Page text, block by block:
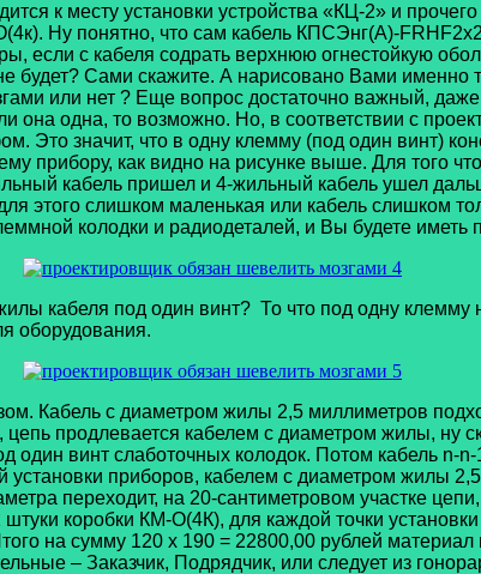
к месту установки устройства «КЦ-2» и
Ну понятно, что сам кабель КПСЭнг(А)-
если с кабеля содрать верхнюю огнестойкую
будет? Сами скажите. А нарисовано Вами
или нет ? Еще вопрос достаточно важный,
она одна, то возможно. Но, в соответствии с
значит, что в одну клемму (под один винт)
прибору, как видно на рисунке выше. Для того
кабель пришел и 4-жильный кабель ушел
этого слишком маленькая или кабель слишком
колодки и радиодеталей, и Вы будете иметь
кабеля под один винт? То что под одну клемму
оборудования.
с диаметром жилы 2,5 миллиметров
продлевается кабелем с диаметром жилы, ну
один винт слаботочных колодок. Потом кабель
приборов, кабелем с диаметром жилы
переходит, на 20-сантиметровом участке
коробки КМ-О(4К), для каждой точки
на сумму 120 х 190 = 22800,00 рублей
– Заказчик, Подрядчик, или следует из